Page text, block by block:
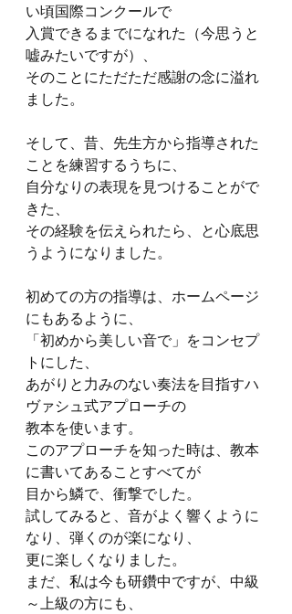
い頃国際コンクールで
入賞できるまでになれた（今思うと
嘘みたいですが）、
そのことにただただ感謝の念に溢れ
ました。
そして、昔、先生方から指導された
ことを練習するうちに、
自分なりの表現を見つけることがで
きた、
その経験を伝えられたら、と心底思
うようになりました。
初めての方の指導は、ホームページ
にもあるように、
「初めから美しい音で」をコンセプ
トにした、
あがりと力みのない奏法を目指すハ
ヴァシュ式アプローチの
教本を使います。
このアプローチを知った時は、教本
に書いてあることすべてが
目から鱗で、衝撃でした。
試してみると、音がよく響くように
なり、弾くのが楽になり、
更に楽しくなりました。
まだ、私は今も研鑽中ですが、中級
～上級の方にも、